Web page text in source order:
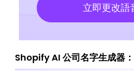
立即更改語
Shopify AI 公司名字生成器